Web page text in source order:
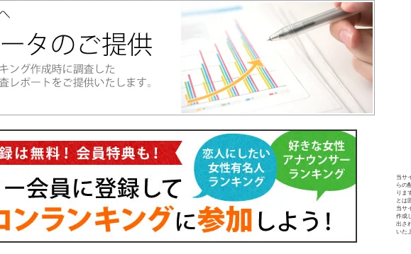
当サ
らの
りま
とは
当サ
作成
出さ
いた